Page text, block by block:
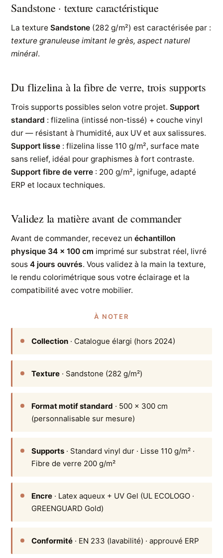
Sandstone · texture caractéristique
La textureSandstone (282 g/m²) est caractérisée par :
texture granuleuse imitant le grès, aspect naturel
minéral.
Du flizelina à la fibre de verre, trois supports
Trois supports possibles selon votre projet.Support
standard : flizelina (intissé non-tissé) + couche vinyl
dur — résistant à l’humidité, aux UV et aux salissures.
Support lisse : flizelina lisse 110 g/m², surface mate
sans relief, idéal pour graphismes à fort contraste.
Support fibre de verre : 200 g/m², ignifuge, adapté
ERP et locaux techniques.
Validez la matière avant de commander
Avant de commander, recevez unéchantillon
physique 34 × 100 cm imprimé sur substrat réel, livré
sous4 jours ouvrés. Vous validez à la main la texture,
le rendu colorimétrique sous votre éclairage et la
compatibilité avec votre mobilier.
À NOTER
Collection · Catalogue élargi (hors 2024)
Texture · Sandstone (282 g/m²)
Format motif standard · 500 × 300 cm
(personnalisable sur mesure)
Supports · Standard vinyl dur · Lisse 110 g/m² ·
Fibre de verre 200 g/m²
Encre · Latex aqueux + UV Gel (UL ECOLOGO ·
GREENGUARD Gold)
Conformité · EN 233 (lavabilité) · approuvé ERP